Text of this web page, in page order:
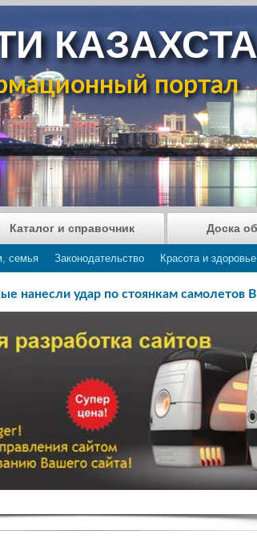
портал
семья Законодательство Красота и здоровье
Каталог и справочник Доска
нанесли удар по стоянкам самолетов